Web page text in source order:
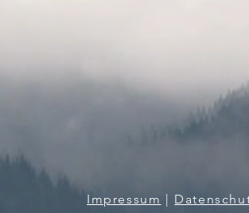
Impressum |